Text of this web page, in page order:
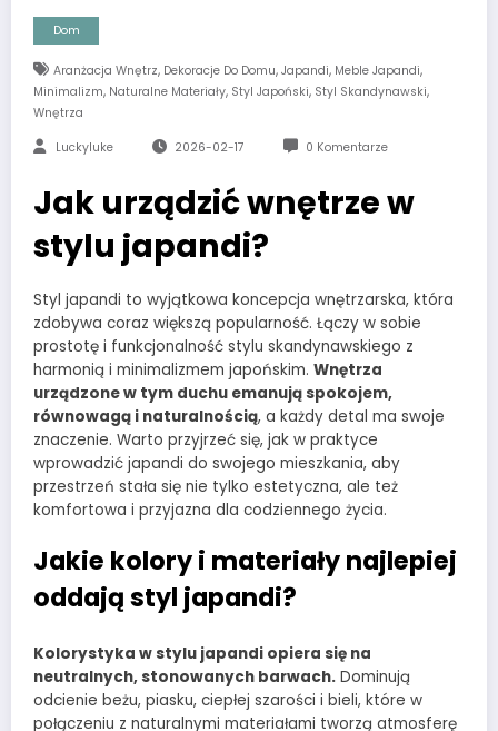
Dom
Aranżacja Wnętrz, Dekoracje Do Domu, Japandi, Meble Japandi,
Minimalizm, Naturalne Materiały, Styl Japoński, Styl Skandynawski,
Wnętrza
Luckyluke 2026-02-17 0 Komentarze
Jak urządzić wnętrze w
stylu japandi?
Styl japandi to wyjątkowa koncepcja wnętrzarska, która
zdobywa coraz większą popularność. Łączy w sobie
prostotę i funkcjonalność stylu skandynawskiego z
harmonią i minimalizmem japońskim. Wnętrza
urządzone w tym duchu emanują spokojem,
równowagą i naturalnością, a każdy detal ma swoje
znaczenie. Warto przyjrzeć się, jak w praktyce
wprowadzić japandi do swojego mieszkania, aby
przestrzeń stała się nie tylko estetyczna, ale też
komfortowa i przyjazna dla codziennego życia.
Jakie kolory i materiały najlepiej
oddają styl japandi?
Kolorystyka w stylu japandi opiera się na
neutralnych, stonowanych barwach. Dominują
odcienie beżu, piasku, ciepłej szarości i bieli, które w
połączeniu z naturalnymi materiałami tworzą atmosferę